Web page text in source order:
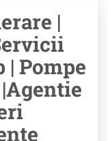
|
| Pompe